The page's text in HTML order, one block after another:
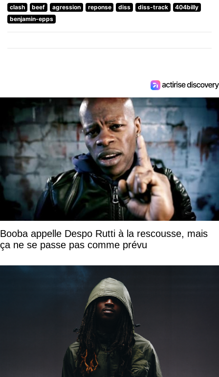
clash beef agression reponse diss diss-track
404billy
benjamin-epps
Booba appelle Despo Rutti à la rescousse, mais
ça ne se passe pas comme prévu